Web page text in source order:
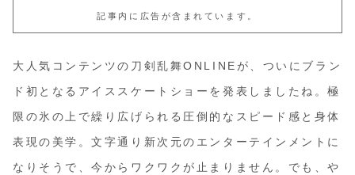
記事内に広告が含まれています。
大人気コンテンツの刀剣乱舞ONLINEが、ついにブラン
ド初となるアイススケートショーを発表しましたね。極
限の氷の上で繰り広げられる圧倒的なスピード感と身体
表現の美学。文字通り新次元のエンターテインメントに
なりそうで、今からワクワクが止まりません。でも、や